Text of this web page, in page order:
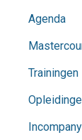
Agenda
Trainingen
Incompany